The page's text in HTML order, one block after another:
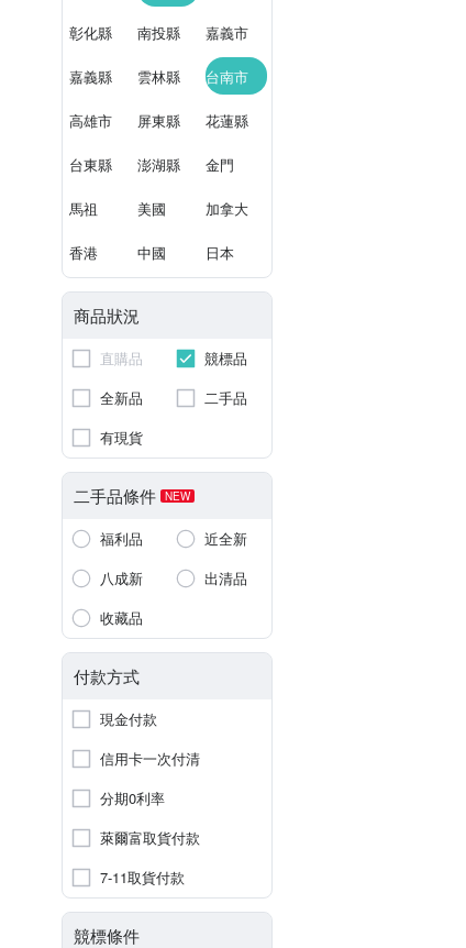
彰化縣 南投縣 嘉義市
嘉義縣 雲林縣 台南市
高雄市 屏東縣 花蓮縣
台東縣 澎湖縣 金門
馬祖 美國 加拿大
香港 中國 日本
商品狀況
直購品
競標品
全新品
二手品
有現貨
二手品條件 NEW
福利品
近全新
八成新
出清品
收藏品
付款方式
現金付款
信用卡一次付清
分期0利率
萊爾富取貨付款
7-11取貨付款
競標條件